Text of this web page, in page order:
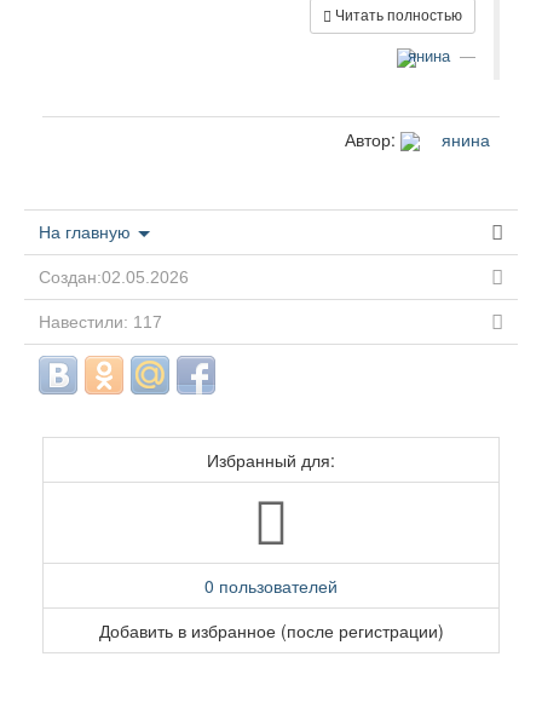
Читать полностью
янина
Автор: янина
На главную
Создан:02.05.2026
Навестили: 117
Избранный для:
0 пользователей
Добавить в избранное (после регистрации)